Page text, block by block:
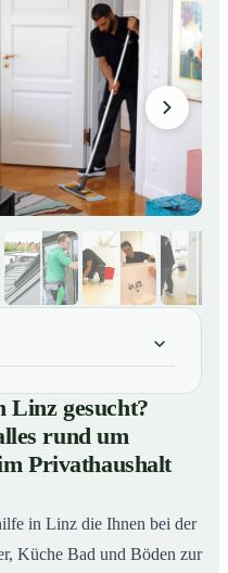
Unsere Profis
Bad, WC uvm. im
in Linz
Linz gesucht?
rund um
Privathaushalt
in Linz die Ihnen bei der
Küche Bad und Böden zur